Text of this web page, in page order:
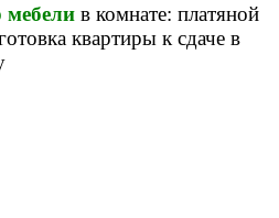
в комнате: платяной